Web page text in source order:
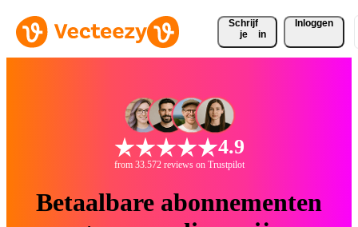
Schrijf
je
in
Inloggen
4.9
from 33.572 reviews on Trustpilot
Betaalbare abonnementen